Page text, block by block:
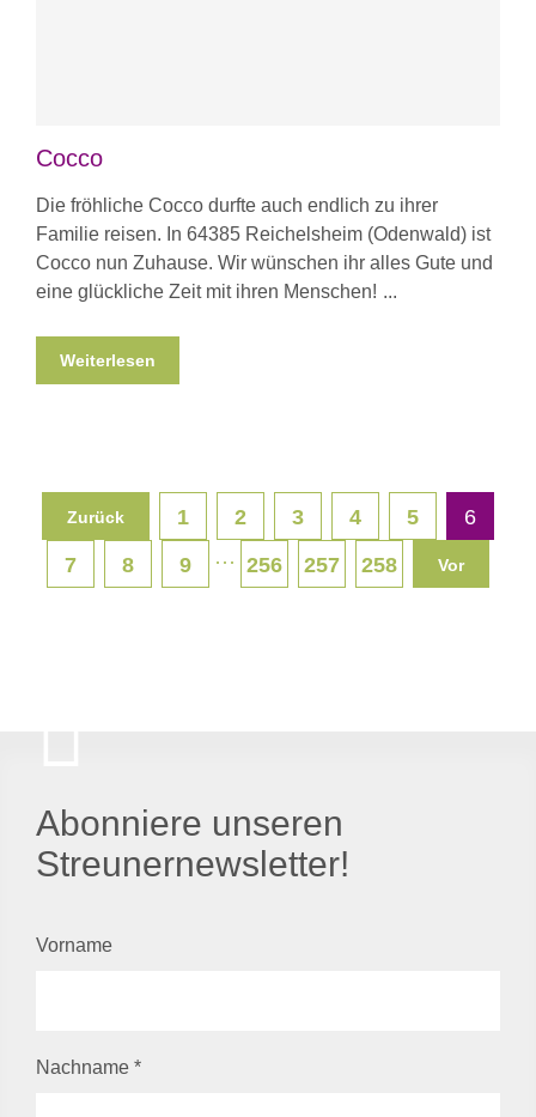
Cocco
Die fröhliche Cocco durfte auch endlich zu ihrer
Familie reisen. In 64385 Reichelsheim (Odenwald) ist
Cocco nun Zuhause. Wir wünschen ihr alles Gute und
eine glückliche Zeit mit ihren Menschen!
Weiterlesen
Zurück 1 2 3 4 5
6
7
8 9 ··· 256 257 258 Vor
Abonniere unseren
Streunernewsletter!
Vorname
Nachname *